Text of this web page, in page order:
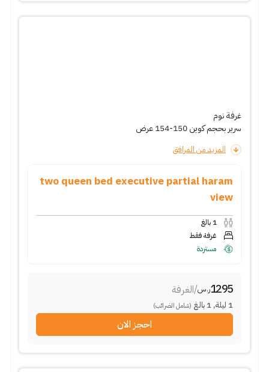
غرفة نوم
سرير بحجم كوين 150-154 عرض
المزيد من المرافق
two queen bed executive partial haram
view
1 بالغ
غرفة فقط
مستردة
1295ر.س/الغرفة
1 ليلة,
1 بالغ (شامل الضرائب)
احجز الان